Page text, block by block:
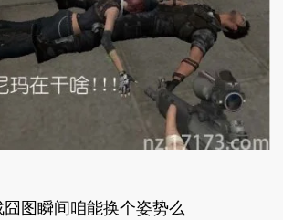
囧图瞬间咱能换个姿势么